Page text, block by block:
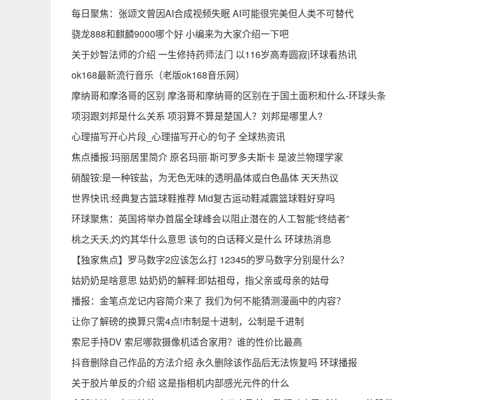
每日聚焦：张颂文曾因AI合成视频失眠 AI可能很完美但人类不可替代
骁龙888和麒麟9000哪个好 小编来为大家介绍一下吧
关于妙智法师的介绍 一生修持药师法门 以116岁高寿圆寂|环球看热讯
ok168最新流行音乐（老版ok168音乐网）
摩纳哥和摩洛哥的区别 摩洛哥和摩纳哥的区别在于国土面积和什么-环球头条
项羽跟刘邦是什么关系 项羽算不算是楚国人？刘邦是哪里人?
心理描写开心片段_心理描写开心的句子 全球热资讯
焦点播报:玛丽居里简介 原名玛丽·斯可罗多夫斯卡 是波兰物理学家
硝酸铵:是一种铵盐，为无色无味的透明晶体或白色晶体 天天热议
世界快讯:经典复古篮球鞋推荐 Mid复古运动鞋减震篮球鞋好穿吗
环球聚焦：英国将举办首届全球峰会以阻止潜在的人工智能“终结者”
桃之夭夭,灼灼其华什么意思 该句的白话释义是什么 环球热消息
【独家焦点】罗马数字2应该怎么打 12345的罗马数字分别是什么？
姑奶奶是啥意思 姑奶奶的解释:即姑祖母，指父亲或母亲的姑母
播报：金笔点龙记内容简介来了 我们为何不能猜测漫画中的内容？
让你了解磅的换算只需4点!市制是十进制，公制是千进制
索尼手持DV 索尼哪款摄像机适合家用？谁的性价比最高
抖音删除自己作品的方法介绍 永久删除该作品后无法恢复吗 环球播报
关于胶片单反的介绍 这是指相机内部感光元件的什么